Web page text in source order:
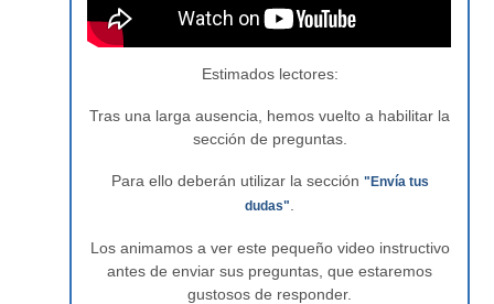
Estimados lectores:
Tras una larga ausencia, hemos vuelto a habilitar la
sección de preguntas.
Para ello deberán utilizar la sección "Envía tus
dudas"
Los animamos a ver este pequeño video instructivo
antes de enviar sus preguntas, que estaremos
gustosos de responder.